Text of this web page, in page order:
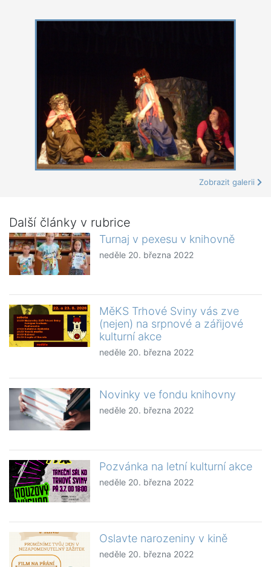
Zobrazit galerii
Další články v rubrice
Turnaj v pexesu v knihovně
neděle 20. března 2022
MěKS Trhové Sviny vás zve
(nejen) na srpnové a zářijové
kulturní akce
neděle 20. března 2022
Novinky ve fondu knihovny
neděle 20. března 2022
Pozvánka na letní kulturní akce
neděle 20. března 2022
Oslavte narozeniny v kině
neděle 20. března 2022